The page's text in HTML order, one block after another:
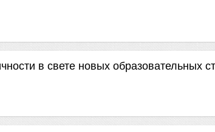
в свете новых образовательных